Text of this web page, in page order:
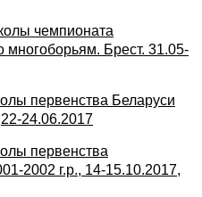
чемпионата
многоборьям. Брест. 31.05-
первенства Беларуси
24.06.2017
первенства
2002 г.р., 14-15.10.2017,